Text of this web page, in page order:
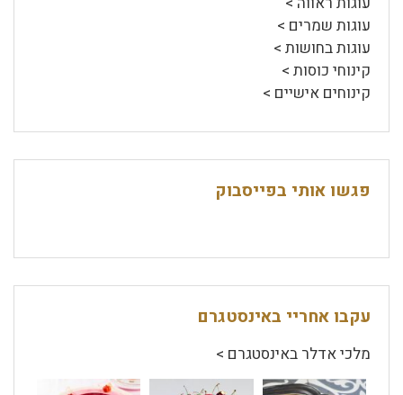
עוגות שמרים >
עוגות בחושות >
קינוחי כוסות >
קינוחים אישיים >
פגשו אותי בפייסבוק
עקבו אחריי באינסטגרם
מלכי אדלר באינסטגרם >